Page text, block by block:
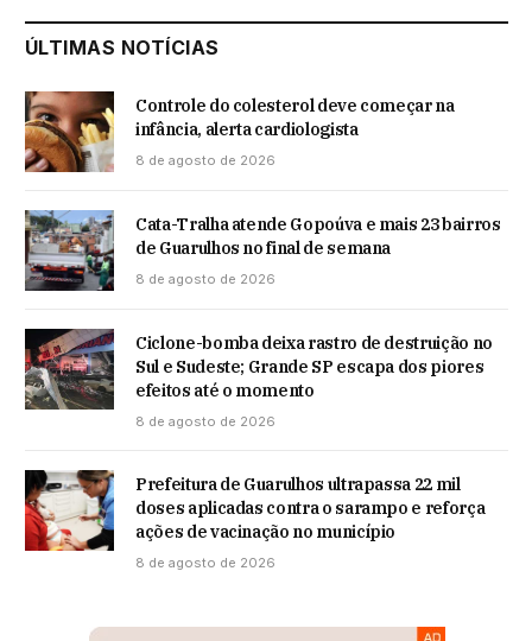
ÚLTIMAS NOTÍCIAS
Controle do colesterol deve começar na
infância, alerta cardiologista
8 de agosto de 2026
Cata-Tralha atende Gopoúva e mais 23 bairros
de Guarulhos no final de semana
8 de agosto de 2026
Ciclone-bomba deixa rastro de destruição no
Sul e Sudeste; Grande SP escapa dos piores
efeitos até o momento
8 de agosto de 2026
Prefeitura de Guarulhos ultrapassa 22 mil
doses aplicadas contra o sarampo e reforça
ações de vacinação no município
8 de agosto de 2026